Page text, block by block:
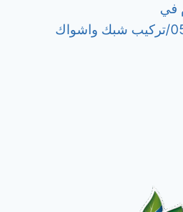
في
عجمان/0506025079/تركيب شبك واشواك